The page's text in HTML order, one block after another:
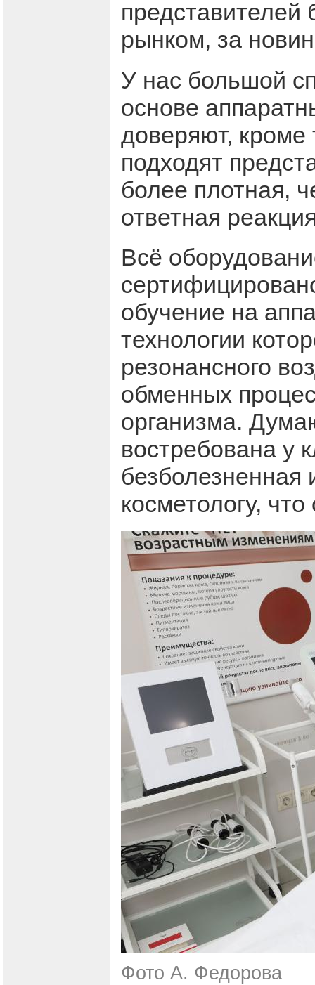
рынком, за
У нас большой
основе
доверяют,
подходят
более плотная,
ответная
Всё
обучение на
технологии
резонансного
обменных
организма.
востребована у
безболезненная
косметологу,
Фото А. Федорова